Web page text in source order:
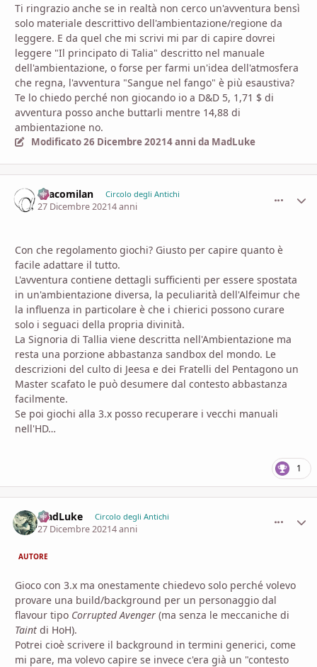
Ti ringrazio anche se in realtà non cerco un'avventura bensì
solo materiale descrittivo dell'ambientazione/regione da
leggere. E da quel che mi scrivi mi par di capire dovrei
leggere "Il principato di Talia" descritto nel manuale
dell'ambientazione, o forse per farmi un'idea dell'atmosfera
che regna, l'avventura "Sangue nel fango" è più esaustiva?
Te lo chiedo perché non giocando io a D&D 5, 1,71 $ di
avventura posso anche buttarli mentre 14,88 di
ambientazione no.
Modificato26 Dicembre 20214 anni da MadLuke
Dracomilan Circolo degli Antichi
27 Dicembre 20214 anni
Con che regolamento giochi? Giusto per capire quanto è
facile adattare il tutto.
L'avventura contiene dettagli sufficienti per essere spostata
in un'ambientazione diversa, la peculiarità dell'Alfeimur che
la influenza in particolare è che i chierici possono curare
solo i seguaci della propria divinità.
La Signoria di Tallia viene descritta nell'Ambientazione ma
resta una porzione abbastanza sandbox del mondo. Le
descrizioni del culto di Jeesa e dei Fratelli del Pentagono un
Master scafato le può desumere dal contesto abbastanza
facilmente.
Se poi giochi alla 3.x posso recuperare i vecchi manuali
nell'HD…
1
MadLuke Circolo degli Antichi
27 Dicembre 20214 anni
AUTORE
Gioco con 3.x ma onestamente chiedevo solo perché volevo
provare una build/background per un personaggio dal
flavour tipo Corrupted Avenger (ma senza le meccaniche di
Taint di HoH).
Potrei cioè scrivere il background in termini generici, come
mi pare, ma volevo capire se invece c'era già un "contesto